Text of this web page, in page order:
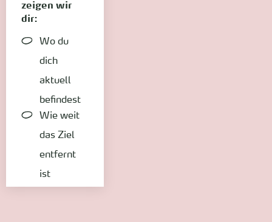
zeigen wir
dir:
Wo du
dich
aktuell
befindest
Wie weit
das Ziel
entfernt
ist